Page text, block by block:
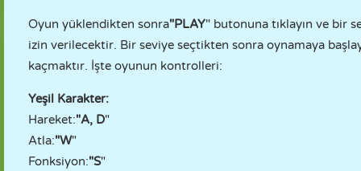
Oyun yüklendikten sonra"PLAY" butonuna tıklayın ve bir
izin verilecektir. Bir seviye seçtikten sonra oynamaya
kaçmaktır. İşte oyunun kontrolleri:
Yeşil Karakter:
Hareket:"A, D"
Atla:"W"
Fonksiyon:"S"